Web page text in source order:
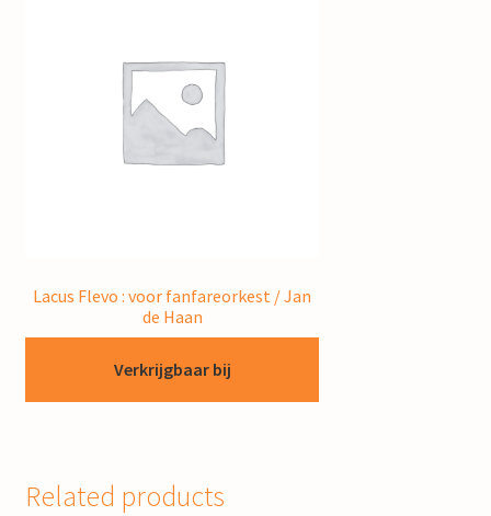
Lacus Flevo : voor fanfareorkest / Jan
de Haan
Verkrijgbaar bij
Related products